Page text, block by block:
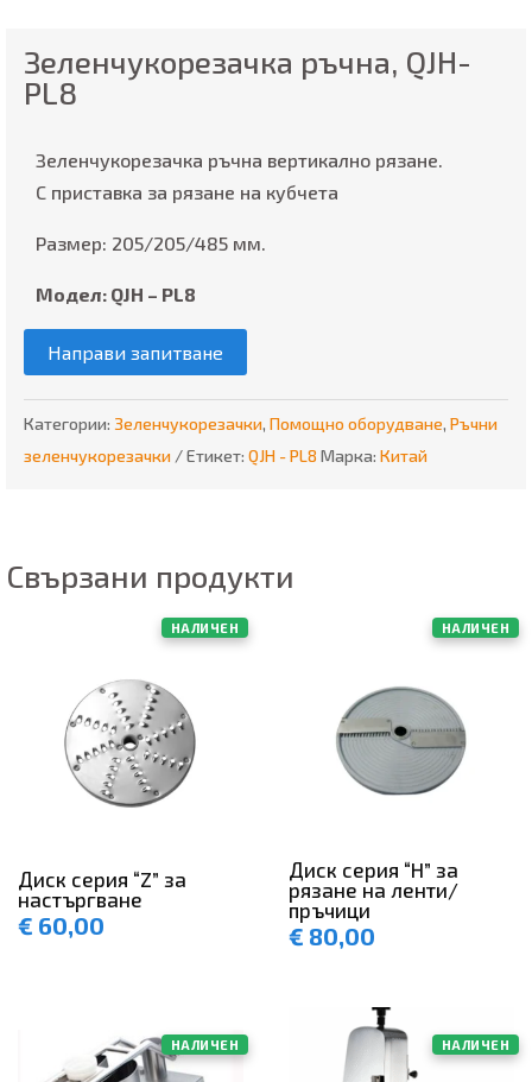
Зеленчукорезачка ръчна, QJH-
PL8
Зеленчукорезачка ръчна вертикално рязане.
С приставка за рязане на кубчета
Размер: 205/205/485 мм.
Модел: QJH – PL8
Направи запитване
Категории: Зеленчукорезачки, Помощно оборудване, Ръчни
зеленчукорезачки
Етикет: QJH - PL8 Марка: Китай
Свързани продукти
НАЛИЧЕН
Диск серия “Z” за
настъргване
€ 60,00
НАЛИЧЕН
Диск серия “H” за
рязане на ленти/
пръчици
€ 80,00
НАЛИЧЕН НАЛИЧЕН